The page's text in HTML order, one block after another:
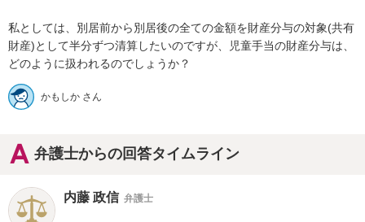
私としては、別居前から別居後の全ての金額を財産分与の対象(共有
財産)として半分ずつ清算したいのですが、児童手当の財産分与は、
どのように扱われるのでしょうか？
かもしか さん
弁護士からの回答タイムライン
内藤 政信 弁護士